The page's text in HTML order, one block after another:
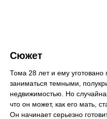
Сюжет
Тома 28 лет и ему уготовано
заниматься темными,
недвижимостью. Но
что он может, как его мать,
Он начинает серьезно